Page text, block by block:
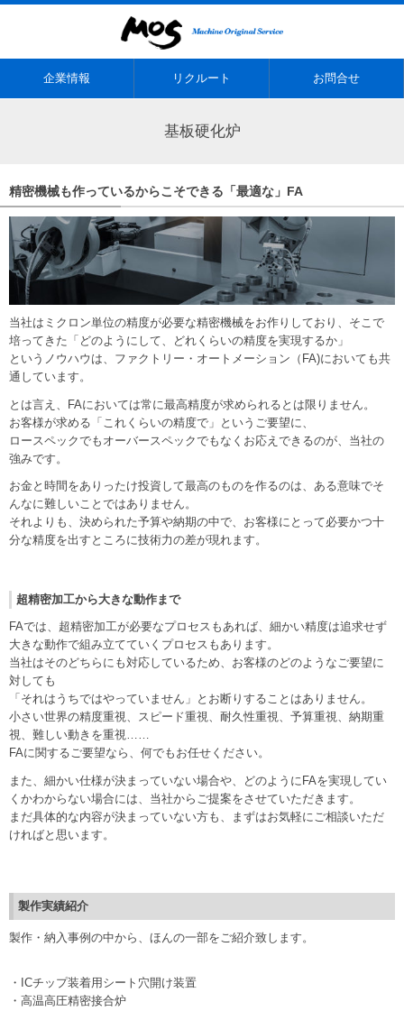
企業情報 リクルート お問合せ
基板硬化炉
精密機械も作っているからこそできる「最適な」FA
当社はミクロン単位の精度が必要な精密機械をお作りしており、そこで
培ってきた「どのようにして、どれくらいの精度を実現するか」
というノウハウは、ファクトリー・オートメーション（FA)においても共
通しています。
とは言え、FAにおいては常に最高精度が求められるとは限りません。
お客様が求める「これくらいの精度で」というご要望に、
ロースペックでもオーバースペックでもなくお応えできるのが、当社の
強みです。
お金と時間をありったけ投資して最高のものを作るのは、ある意味でそ
んなに難しいことではありません。
それよりも、決められた予算や納期の中で、お客様にとって必要かつ十
分な精度を出すところに技術力の差が現れます。
超精密加工から大きな動作まで
FAでは、超精密加工が必要なプロセスもあれば、細かい精度は追求せず
大きな動作で組み立てていくプロセスもあります。
当社はそのどちらにも対応しているため、お客様のどのようなご要望に
対しても
「それはうちではやっていません」とお断りすることはありません。
小さい世界の精度重視、スピード重視、耐久性重視、予算重視、納期重
視、難しい動きを重視……
FAに関するご要望なら、何でもお任せください。
また、細かい仕様が決まっていない場合や、どのようにFAを実現してい
くかわからない場合には、当社からご提案をさせていただきます。
まだ具体的な内容が決まっていない方も、まずはお気軽にご相談いただ
ければと思います。
製作実績紹介
製作・納入事例の中から、ほんの一部をご紹介致します。
・ICチップ装着用シート穴開け装置
・高温高圧精密接合炉